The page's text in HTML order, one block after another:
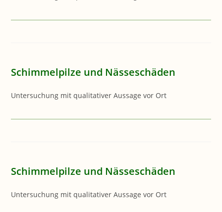
Schimmelpilze und Nässeschäden
Untersuchung mit qualitativer Aussage vor Ort
Schimmelpilze und Nässeschäden
Untersuchung mit qualitativer Aussage vor Ort